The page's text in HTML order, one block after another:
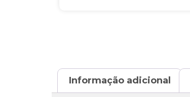
Informação adicional